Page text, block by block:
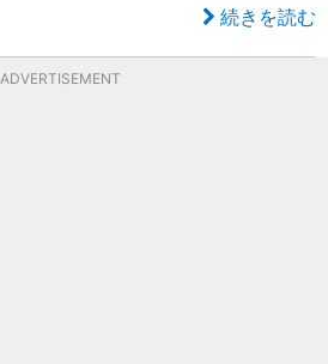
続きを読む
ADVERTISEMENT